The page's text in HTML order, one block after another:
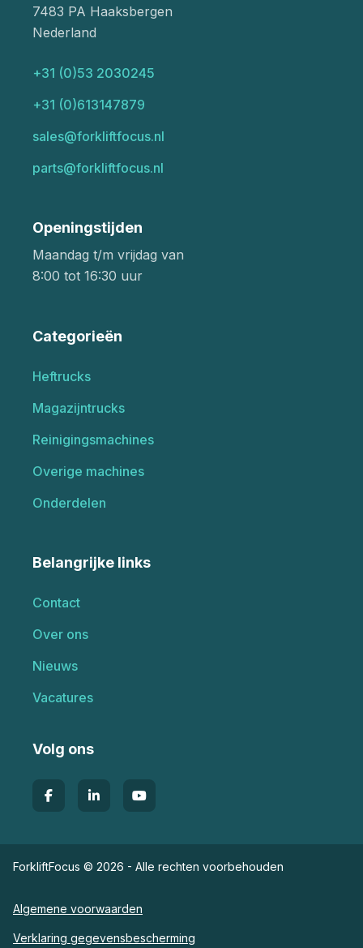
7483 PA Haaksbergen
Nederland
+31 (0)53 2030245
+31 (0)613147879
sales@forkliftfocus.nl
parts@forkliftfocus.nl
Openingstijden
Maandag t/m vrijdag van
8:00 tot 16:30 uur
Categorieën
Heftrucks
Magazijntrucks
Reinigingsmachines
Overige machines
Onderdelen
Belangrijke links
Contact
Over ons
Nieuws
Vacatures
Volg ons
ForkliftFocus © 2026 - Alle rechten voorbehouden
Algemene voorwaarden
Verklaring gegevensbescherming